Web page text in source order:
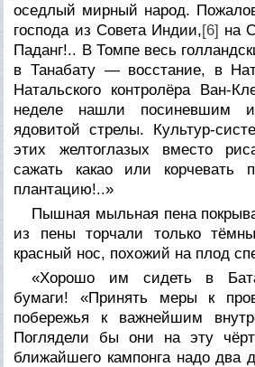
оседлый мирный народ.
господа из Совета Индии,[6] на
Паданг!.. В Томпе весь
в Танабату — восстание, в
Натальского контролёра Ван-
неделе нашли посиневшим
ядовитой стрелы. Культур-
этих желтоглазых вместо
сажать какао или корчевать
плантацию!..»
Пышная мыльная пена
из пены торчали только
красный нос, похожий на плод
«Хорошо им сидеть в
бумаги! «Принять меры к
побережья к важнейшим
Поглядели бы они на эту
ближайшего кампонга надо два